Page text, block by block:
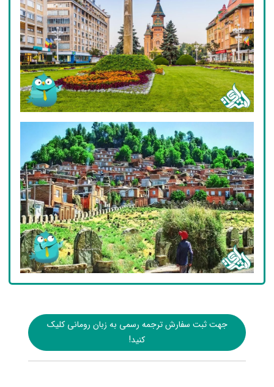
جهت ثبت سفارش ترجمه رسمی به زبان رومانی کلیک
کنید!